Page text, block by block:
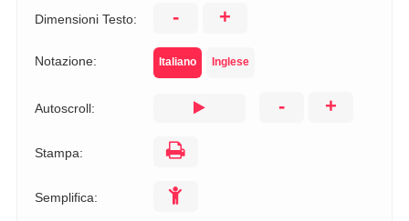
Dimensioni Testo: - +
Notazione: Italiano Inglese
Autoscroll: - +
Stampa:
Semplifica: